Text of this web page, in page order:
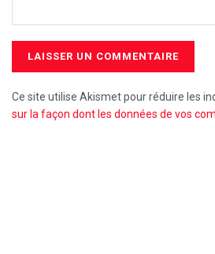
Ce site utilise Akismet pour réduire les
sur la façon dont les données de vos